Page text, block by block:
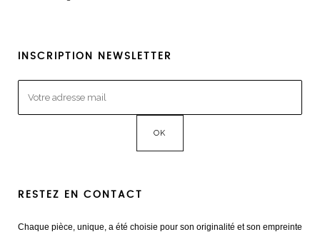
INSCRIPTION NEWSLETTER
RESTEZ EN CONTACT
Chaque pièce, unique, a été choisie pour son originalité et son empreinte